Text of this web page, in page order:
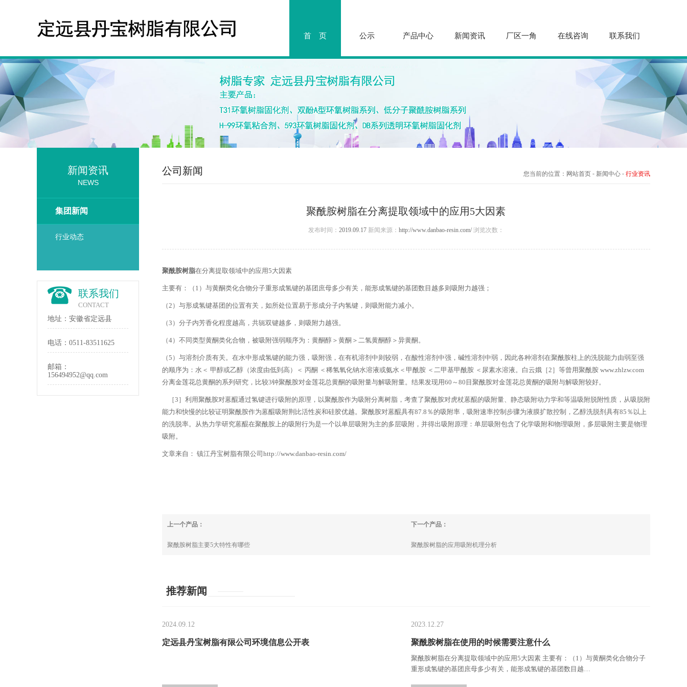
联系我们
在线咨询
厂区一角
新闻资讯
产品中心
公示
首 页
新闻资讯
NEWS
集团新闻
行业动态
联系我们
CONTACT
地址：安徽省定远县
电话： 0511-83511625
邮箱：
156494952@qq.com
公司新闻 您当前的位置： 网站首页 - 新闻中心 - 行业资讯
聚酰胺树脂在分离提取领域中的应用5大因素
发布时间： 2019.09.17新闻来源： http://www.danbao-resin.com/浏览次数：
聚酰胺树脂在分离提取领域中的应用5大因素
主要有：（1）与黄酮类化合物分子重形成氢键的基团庶母多少有关，能形成氢键的基团数目越多则吸附力越强；
（2）与形成氢键基团的位置有关，如所处位置易于形成分子内氢键，则吸附能力减小。
（3）分子内芳香化程度越高，共轭双键越多，则吸附力越强。
（4）不同类型黄酮类化合物，被吸附强弱顺序为：黄酮醇＞黄酮＞二氢黄酮醇＞异黄酮。
（5）与溶剂介质有关。在水中形成氢键的能力强，吸附强，在有机溶剂中则较弱，在酸性溶剂中强，碱性溶剂中弱，因此各种溶剂在聚酰胺柱上的洗脱能力由弱至强
的顺序为：水＜ 甲醇或乙醇（浓度由低到高）＜ 丙酮 ＜稀氢氧化钠水溶液或氨水＜甲酰胺 ＜二甲基甲酰胺 ＜尿素水溶液。白云娥［2］等曾用聚酰胺 www.zhlzw.com
分离金莲花总黄酮的系列研究，比较3钟聚酰胺对金莲花总黄酮的吸附量与解吸附量。结果发现用60～80目聚酰胺对金莲花总黄酮的吸附与解吸附较好。
［3］利用聚酰胺对蒽醌通过氢键进行吸附的原理，以聚酰胺作为吸附分离树脂，考查了聚酰胺对虎杖蒽醌的吸附量、静态吸附动力学和等温吸附脱附性质，从吸脱附
能力和快慢的比较证明聚酰胺作为蒽醌吸附荆比活性炭和硅胶优越。聚酰胺对蒽醌具有87.8％的吸附率，吸附速率控制步骤为液膜扩散控制，乙醇洗脱剂具有85％以上
的洗脱率。从热力学研究蒽醌在聚酰胺上的吸附行为是一个以单层吸附为主的多层吸附，并得出吸附原理：单层吸附包含了化学吸附和物理吸附，多层吸附主要是物理
吸附。
文章来自： 镇江丹宝树脂有限公司 http://www.danbao-resin.com/
上一个产品：
聚酰胺树脂主要5大特性有哪些
下一个产品：
聚酰胺树脂的应用吸附机理分析
推荐新闻
2024.09.12
定远县丹宝树脂有限公司环境信息公开表
2023.12.27
聚酰胺树脂在使用的时候需要注意什么
聚酰胺树脂在分离提取领域中的应用5大因素 主要有：（1）与黄酮类化合物分子
重形成氢键的基团庶母多少有关，能形成氢键的基团数目越…